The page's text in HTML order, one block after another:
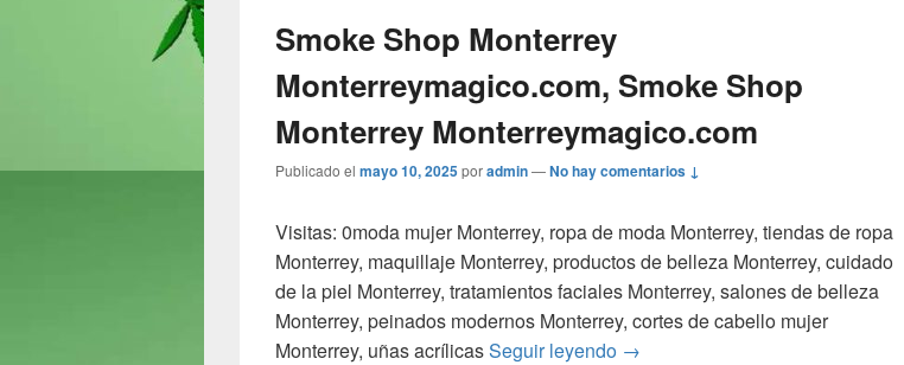
Smoke Shop Monterrey
Monterreymagico.com, Smoke Shop
Monterrey Monterreymagico.com
Publicado el mayo 10, 2025poradmin—No hay comentarios ↓
Visitas: 0moda mujer Monterrey, ropa de moda Monterrey, tiendas de ropa
Monterrey, maquillaje Monterrey, productos de belleza Monterrey, cuidado
de la piel Monterrey, tratamientos faciales Monterrey, salones de belleza
Monterrey, peinados modernos Monterrey, cortes de cabello mujer
Monterrey, uñas acrílicasSeguir leyendo Smoke Shop Monterrey
→